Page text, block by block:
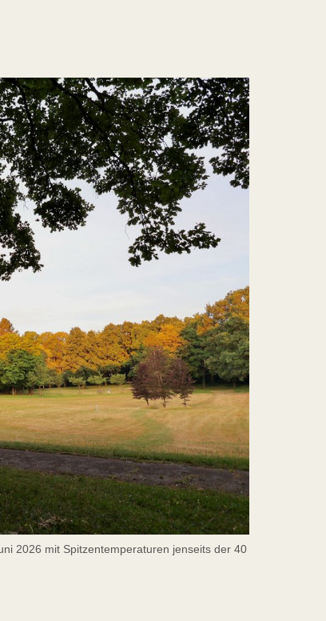
2026 mit Spitzentemperaturen jenseits der 40